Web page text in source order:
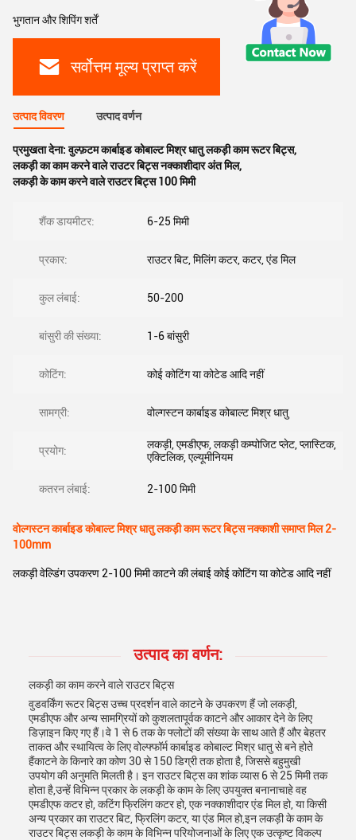
भुगतान और शिपिंग शर्तें
सर्वोत्तम मूल्य प्राप्त करें
उत्पाद विवरण उत्पाद वर्णन
प्रमुखता देना:वुल्फ़टम कार्बाइड कोबाल्ट मिश्र धातु लकड़ी काम रूटर बिट्स,
लकड़ी का काम करने वाले राउटर बिट्स नक्काशीदार अंत मिल,
लकड़ी के काम करने वाले राउटर बिट्स 100 मिमी
शैंक डायमीटर: 6-25 मिमी
प्रकार: राउटर बिट, मिलिंग कटर, कटर, एंड मिल
कुल लंबाई: 50-200
बांसुरी की संख्या: 1-6 बांसुरी
कोटिंग: कोई कोटिंग या कोटेड आदि नहीं
सामग्री: वोल्गस्टन कार्बाइड कोबाल्ट मिश्र धातु
प्रयोग:
लकड़ी, एमडीएफ, लकड़ी कम्पोजिट प्लेट, प्लास्टिक,
एक्टिलिक, एल्यूमीनियम
कतरन लंबाई: 2-100 मिमी
वोल्गस्टन कार्बाइड कोबाल्ट मिश्र धातु लकड़ी काम रूटर बिट्स नक्काशी समाप्त मिल 2-
100mm
लकड़ी वेल्डिंग उपकरण 2-100 मिमी काटने की लंबाई कोई कोटिंग या कोटेड आदि नहीं
उत्पाद का वर्णन:
लकड़ी का काम करने वाले राउटर बिट्स
वुडवर्किंग रूटर बिट्स उच्च प्रदर्शन वाले काटने के उपकरण हैं जो लकड़ी,
एमडीएफ और अन्य सामग्रियों को कुशलतापूर्वक काटने और आकार देने के लिए
डिज़ाइन किए गए हैं।वे 1 से 6 तक के फ्लोटों की संख्या के साथ आते हैं और बेहतर
ताकत और स्थायित्व के लिए वोल्फ्फॉर्म कार्बाइड कोबाल्ट मिश्र धातु से बने होते
हैंकाटने के किनारे का कोण 30 से 150 डिग्री तक होता है, जिससे बहुमुखी
उपयोग की अनुमति मिलती है। इन राउटर बिट्स का शांक व्यास 6 से 25 मिमी तक
होता है,उन्हें विभिन्न प्रकार के लकड़ी के काम के लिए उपयुक्त बनानाचाहे वह
एमडीएफ कटर हो, कटिंग फ्रिलिंग कटर हो, एक नक्काशीदार एंड मिल हो, या किसी
अन्य प्रकार का राउटर बिट, फ्रिलिंग कटर, या एंड मिल हो,इन लकड़ी के काम के
राउटर बिट्स लकड़ी के काम के विभिन्न परियोजनाओं के लिए एक उत्कृष्ट विकल्प